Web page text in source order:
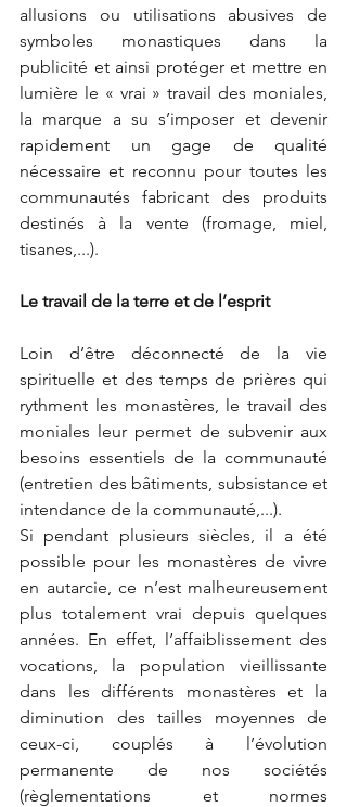
allusions ou utilisations abusives de
symboles monastiques dans la
publicité et ainsi protéger et mettre en
lumière le « vrai » travail des moniales,
la marque a su s’imposer et devenir
rapidement un gage de qualité
nécessaire et reconnu pour toutes les
communautés fabricant des produits
destinés à la vente (fromage, miel,
tisanes,...).
Le travail de la terre et de l’esprit
Loin d’être déconnecté de la vie
spirituelle et des temps de prières qui
rythment les monastères, le travail des
moniales leur permet de subvenir aux
besoins essentiels de la communauté
(entretien des bâtiments, subsistance et
intendance de la communauté,...).
Si pendant plusieurs siècles, il a été
possible pour les monastères de vivre
en autarcie, ce n’est malheureusement
plus totalement vrai depuis quelques
années. En effet, l’affaiblissement des
vocations, la population vieillissante
dans les différents monastères et la
diminution des tailles moyennes de
ceux-ci, couplés à l’évolution
permanente de nos sociétés
(règlementations et normes